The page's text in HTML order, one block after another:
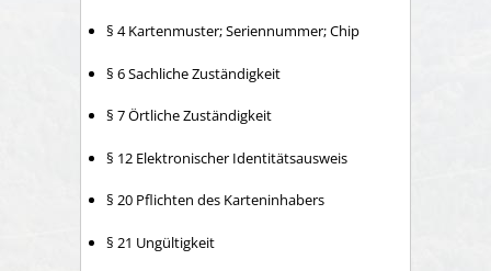
§ 4 Kartenmuster; Seriennummer; Chip
§ 6 Sachliche Zuständigkeit
§ 7 Örtliche Zuständigkeit
§ 12 Elektronischer Identitätsausweis
§ 20 Pflichten des Karteninhabers
§ 21 Ungültigkeit